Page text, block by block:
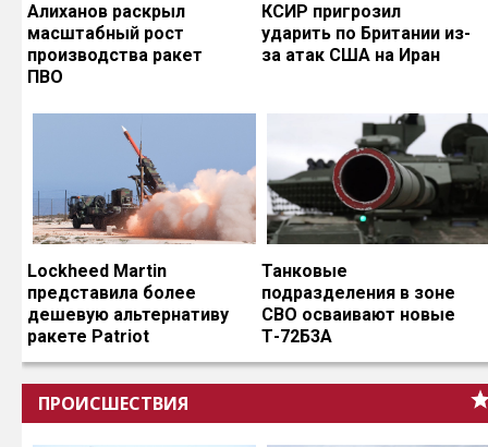
Алиханов раскрыл
масштабный рост
производства ракет
ПВО
КСИР пригрозил
ударить по Британии из-
за атак США на Иран
Lockheed Martin
представила более
дешевую альтернативу
ракете Patriot
Танковые
подразделения в зоне
СВО осваивают новые
Т-72Б3А
ПРОИСШЕСТВИЯ